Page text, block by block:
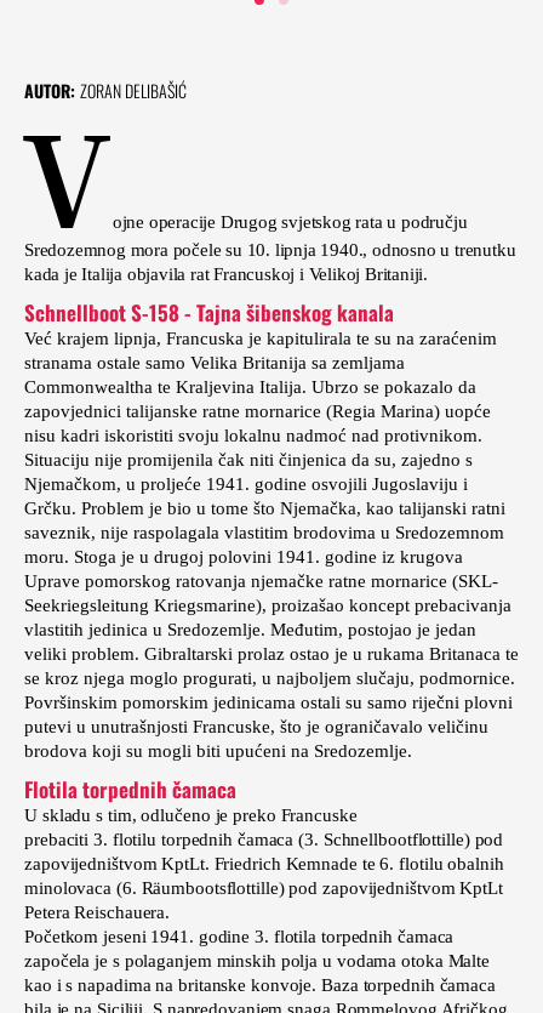
AUTOR: ZORAN DELIBAŠIĆ
Vojne operacije Drugog svjetskog rata u području
Sredozemnog mora počele su 10. lipnja 1940., odnosno u trenutku
kada je Italija objavila rat Francuskoj i Velikoj Britaniji.
Schnellboot S-158 - Tajna šibenskog kanala
Već krajem lipnja, Francuska je kapitulirala te su na zaraćenim
stranama ostale samo Velika Britanija sa zemljama
Commonwealtha te Kraljevina Italija. Ubrzo se pokazalo da
zapovjednici talijanske ratne mornarice (Regia Marina) uopće
nisu kadri iskoristiti svoju lokalnu nadmoć nad protivnikom.
Situaciju nije promijenila čak niti činjenica da su, zajedno s
Njemačkom, u proljeće 1941. godine osvojili Jugoslaviju i
Grčku. Problem je bio u tome što Njemačka, kao talijanski ratni
saveznik, nije raspolagala vlastitim brodovima u Sredozemnom
moru. Stoga je u drugoj polovini 1941. godine iz krugova
Uprave pomorskog ratovanja njemačke ratne mornarice (SKL-
Seekriegsleitung Kriegsmarine), proizašao koncept prebacivanja
vlastitih jedinica u Sredozemlje. Međutim, postojao je jedan
veliki problem. Gibraltarski prolaz ostao je u rukama Britanaca te
se kroz njega moglo progurati, u najboljem slučaju, podmornice.
Površinskim pomorskim jedinicama ostali su samo riječni plovni
putevi u unutrašnjosti Francuske, što je ograničavalo veličinu
brodova koji su mogli biti upućeni na Sredozemlje.
Flotila torpednih čamaca
U skladu s tim, odlučeno je preko Francuske
prebaciti 3. flotilu torpednih čamaca (3. Schnellbootflottille) pod
zapovijedništvom KptLt. Friedrich Kemnade te 6. flotilu obalnih
minolovaca (6. Räumbootsflottille) pod zapovijedništvom KptLt
Petera Reischauera.
Početkom jeseni 1941. godine 3. flotila torpednih čamaca
započela je s polaganjem minskih polja u vodama otoka Malte
kao i s napadima na britanske konvoje. Baza torpednih čamaca